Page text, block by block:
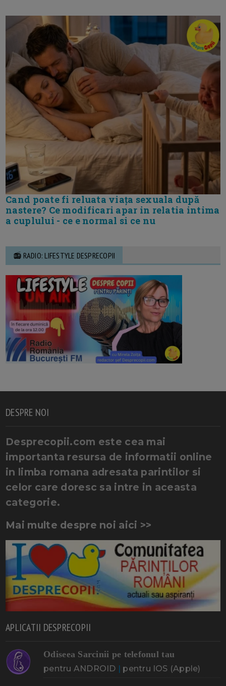
Cand poate fi reluata viața sexuala după
nastere? Ce modificari apar in relatia intima
a cuplului - ce e normal si ce nu
📻 RADIO: LIFESTYLE DESPRECOPII
DESPRE NOI
Desprecopii.com este cea mai
importanta resursa de informatii online
in limba romana adresata parintilor si
celor care doresc sa intre in aceasta
categorie.
Mai multe despre noi aici >>
APLICATII DESPRECOPII
Odiseea Sarcinii pe telefonul tau
pentru ANDROID | pentru IOS (Apple)